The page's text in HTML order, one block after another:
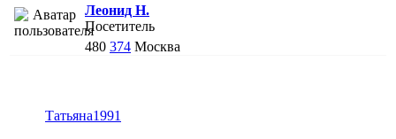
Леонид Н.
Посетитель
480 374 Москва
Татьяна1991